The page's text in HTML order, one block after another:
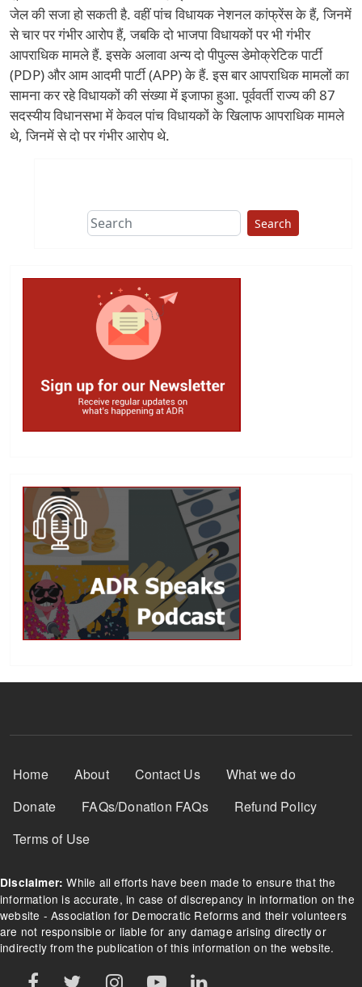
जेल की सजा हो सकती है. वहीं पांच विधायक नेशनल कांफ्रेंस के हैं, जिनमें
से चार पर गंभीर आरोप हैं, जबकि दो भाजपा विधायकों पर भी गंभीर
आपराधिक मामले हैं. इसके अलावा अन्य दो पीपुल्स डेमोक्रेटिक पार्टी
(PDP) और आम आदमी पार्टी (APP) के हैं. इस बार आपराधिक मामलों का
सामना कर रहे विधायकों की संख्या में इजाफा हुआ. पूर्ववर्ती राज्य की 87
सदस्यीय विधानसभा में केवल पांच विधायकों के खिलाफ आपराधिक मामले
थे, जिनमें से दो पर गंभीर आरोप थे.
Search
Footer Menu
Home About Contact Us
What we do
Donate
FAQs/Donation FAQs
Refund Policy
Terms of Use
Disclaimer: While all efforts have been made to ensure that the
information is accurate, in case of discrepancy in information on the
website - Association for Democratic Reforms and their volunteers
are not responsible or liable for any damage arising directly or
indirectly from the publication of this information on the website.